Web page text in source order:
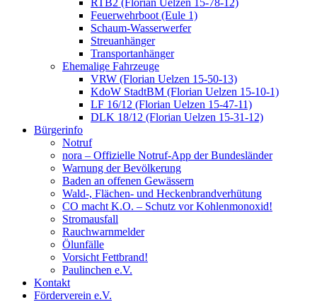
RTB2 (Florian Uelzen 15-78-12)
Feuerwehrboot (Eule 1)
Schaum-Wasserwerfer
Streuanhänger
Transportanhänger
Ehemalige Fahrzeuge
VRW (Florian Uelzen 15-50-13)
KdoW StadtBM (Florian Uelzen 15-10-1)
LF 16/12 (Florian Uelzen 15-47-11)
DLK 18/12 (Florian Uelzen 15-31-12)
Bürgerinfo
Notruf
nora – Offizielle Notruf-App der Bundesländer
Warnung der Bevölkerung
Baden an offenen Gewässern
Wald-, Flächen- und Heckenbrandverhütung
CO macht K.O. – Schutz vor Kohlenmonoxid!
Stromausfall
Rauchwarnmelder
Ölunfälle
Vorsicht Fettbrand!
Paulinchen e.V.
Kontakt
Förderverein e.V.